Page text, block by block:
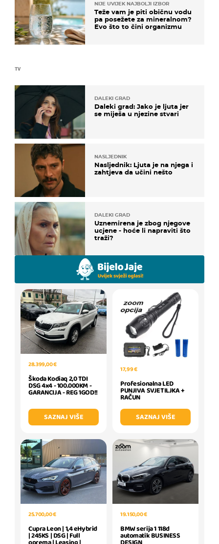
TV
DALEKI GRAD
Daleki grad: Jako je ljuta jer
se miješa u njezine stvari
NASLJEDNIK
Nasljednik: Ljuta je na njega i
zahtjeva da učini nešto
DALEKI GRAD
Uznemirena je zbog njegove
ucjene - hoće li napraviti što
traži?
NIJE UVIJEK NAJBOLJI IZBOR
Teže vam je piti običnu vodu
pa posežete za mineralnom?
Evo što to čini organizmu
28.399,00 €
Škoda Kodiaq 2,0 TDI
DSG 4x4 - 100.000KM -
GARANCIJA - REG 1GOD!!
SAZNAJ VIŠE
17,99 €
Profesionalna LED
PUNJIVA SVJETILJKA +
RAČUN
SAZNAJ VIŠE
25.700,00 €
Cupra Leon | 1,4 eHybrid
| 245KS | DSG | Full
19.150,00 €
BMW serija 1 118d
automatik BUSINESS